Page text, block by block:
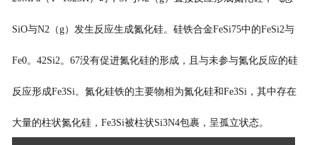
SiO与N2（g）发生反应生成氮化硅。硅铁合金FeSi75中的FeSi2与
Fe0。42Si2。67没有促进氮化硅的形成，且与未参与氮化反应的硅
反应形成Fe3Si。氮化硅铁的主要物相为氮化硅和Fe3Si，其中存在
大量的柱状氮化硅，Fe3Si被柱状Si3N4包裹，呈孤立状态。